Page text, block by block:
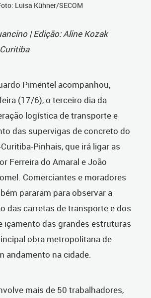
Luisa Kühner/SECOM
| Edição: Aline Kozak
Pimentel acompanhou,
(17/6), o terceiro dia da
logística de transporte e
das supervigas de concreto do
Pinhais, que irá ligar as
Ferreira do Amaral e João
Comerciantes e moradores
pararam para observar a
das carretas de transporte e dos
içamento das grandes estruturas
obra metropolitana de
andamento na cidade.
mais de 50 trabalhadores,